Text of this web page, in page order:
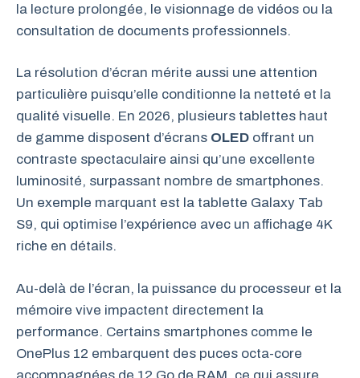
la lecture prolongée, le visionnage de vidéos ou la
consultation de documents professionnels.
La résolution d’écran mérite aussi une attention
particulière puisqu’elle conditionne la netteté et la
qualité visuelle. En 2026, plusieurs tablettes haut
de gamme disposent d’écrans OLED offrant un
contraste spectaculaire ainsi qu’une excellente
luminosité, surpassant nombre de smartphones.
Un exemple marquant est la tablette Galaxy Tab
S9, qui optimise l’expérience avec un affichage 4K
riche en détails.
Au-delà de l’écran, la puissance du processeur et la
mémoire vive impactent directement la
performance. Certains smartphones comme le
OnePlus 12 embarquent des puces octa-core
accompagnées de 12 Go de RAM, ce qui assure